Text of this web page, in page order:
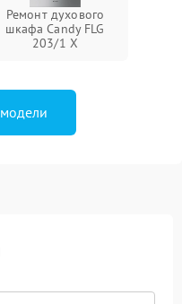
Ремонт духового
шкафа Candy FLG
203/1 X